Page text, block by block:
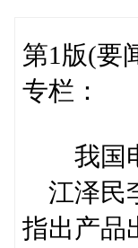
第1版(要
专栏：
我国电
江泽民
指出产品